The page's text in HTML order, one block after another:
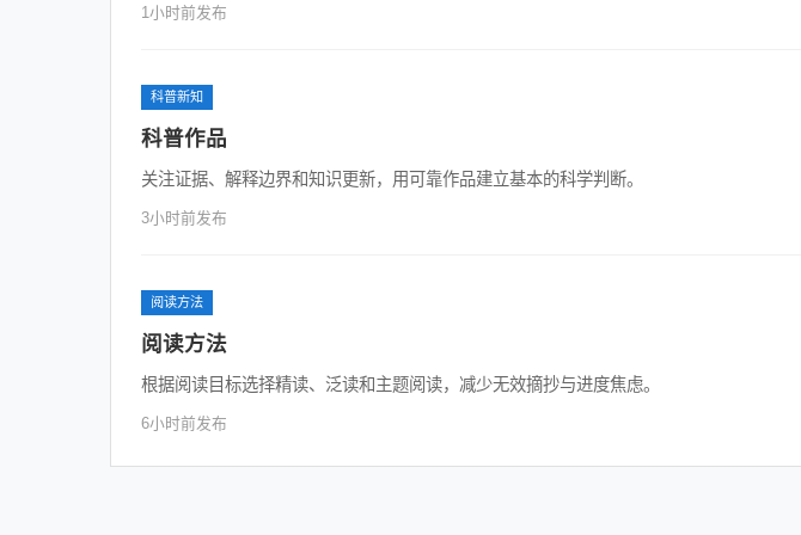
1小时前发布
科普新知
科普作品
关注证据、解释边界和知识更新，用可靠作品建立基本的科学判断。
3小时前发布
阅读方法
阅读方法
根据阅读目标选择精读、泛读和主题阅读，减少无效摘抄与进度焦虑。
6小时前发布